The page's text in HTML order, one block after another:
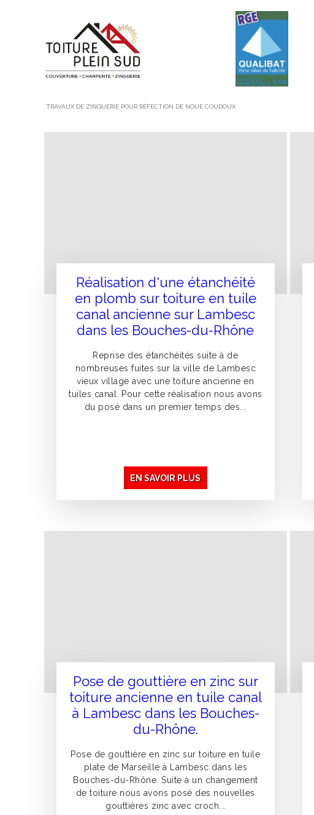
TRAVAUX DE ZINGUERIE POUR RÉFECTION DE NOUE COUDOUX
Réalisation d'une étanchéité
en plomb sur toiture en tuile
canal ancienne sur Lambesc
dans les Bouches-du-Rhône
Reprise des étanchéités suite à de
nombreuses fuites sur la ville de Lambesc
vieux village avec une toiture ancienne en
tuiles canal. Pour cette réalisation nous avons
du posé dans un premier temps des...
EN SAVOIR PLUS
Pose de gouttière en zinc sur
toiture ancienne en tuile canal
à Lambesc dans les Bouches-
du-Rhône.
Pose de gouttière en zinc sur toiture en tuile
plate de Marseille à Lambesc dans les
Bouches-du-Rhône. Suite à un changement
de toiture nous avons posé des nouvelles
gouttières zinc avec croch...